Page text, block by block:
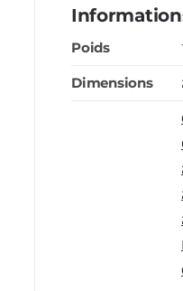
Poids
Dimensions